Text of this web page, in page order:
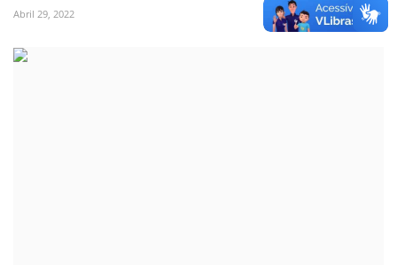
Abril 29, 2022